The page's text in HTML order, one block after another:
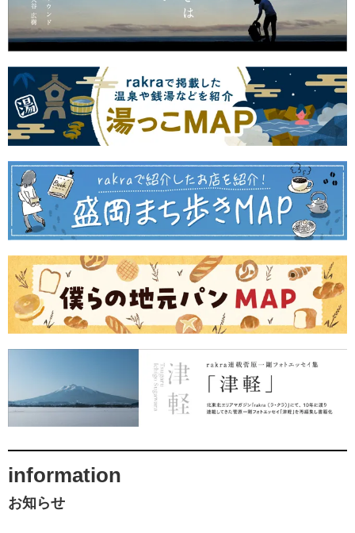
information
お知らせ